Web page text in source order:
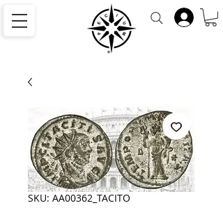
SKU: AA00362_TACITO